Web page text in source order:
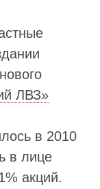
нового
ЛВЗ»
в 2010
в лице
акций.